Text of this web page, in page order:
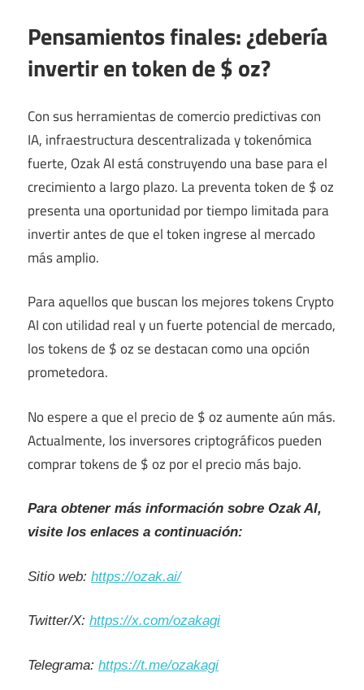
Pensamientos finales: ¿debería
invertir en token de $ oz?
Con sus herramientas de comercio predictivas con
IA, infraestructura descentralizada y tokenómica
fuerte, Ozak AI está construyendo una base para el
crecimiento a largo plazo. La preventa token de $ oz
presenta una oportunidad por tiempo limitada para
invertir antes de que el token ingrese al mercado
más amplio.
Para aquellos que buscan los mejores tokens Crypto
AI con utilidad real y un fuerte potencial de mercado,
los tokens de $ oz se destacan como una opción
prometedora.
No espere a que el precio de $ oz aumente aún más.
Actualmente, los inversores criptográficos pueden
comprar tokens de $ oz por el precio más bajo.
Para obtener más información sobre Ozak AI,
visite los enlaces a continuación:
Sitio web: https://ozak.ai/
Twitter/X: https://x.com/ozakagi
Telegrama: https://t.me/ozakagi